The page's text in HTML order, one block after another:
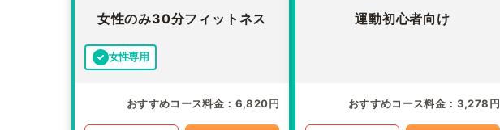
女性のみ30分フィットネス
女性専用
おすすめコース料金 6,820円
運動初心者向け
おすすめコース料金 3,278円